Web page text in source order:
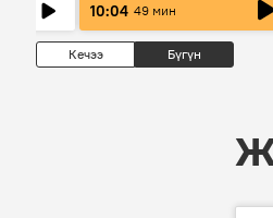
населения
10:04 49 мин
Кечээ Бүгүн